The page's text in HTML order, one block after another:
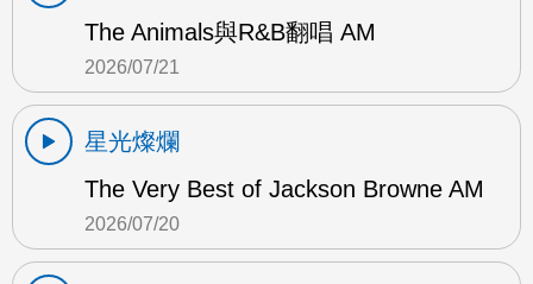
The Animals與R&B翻唱 AM
2026/07/21
星光燦爛
The Very Best of Jackson Browne AM
2026/07/20